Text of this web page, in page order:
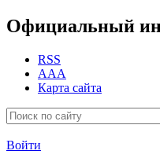
Официальный
RSS
AAA
Карта сайта
Войти